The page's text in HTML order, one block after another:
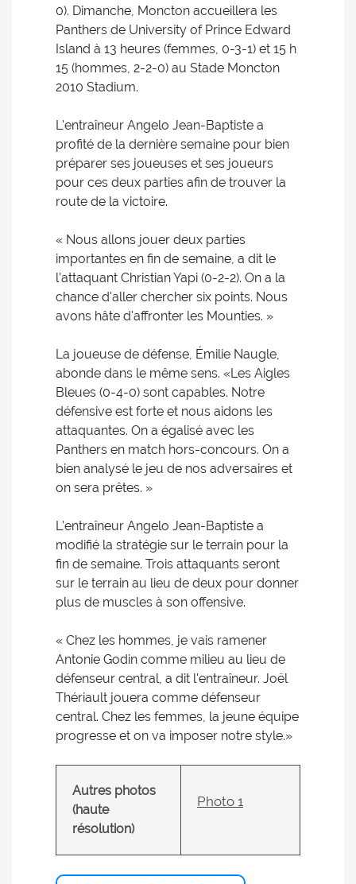
0). Dimanche, Moncton accueillera les
Panthers de University of Prince Edward
Island à 13 heures (femmes, 0-3-1) et 15 h
15 (hommes, 2-2-0) au Stade Moncton
2010 Stadium.
L'entraîneur Angelo Jean-Baptiste a
profité de la dernière semaine pour bien
préparer ses joueuses et ses joueurs
pour ces deux parties afin de trouver la
route de la victoire.
« Nous allons jouer deux parties
importantes en fin de semaine, a dit le
l’attaquant Christian Yapi (0-2-2). On a la
chance d'aller chercher six points. Nous
avons hâte d'affronter les Mounties. »
La joueuse de défense, Émilie Naugle,
abonde dans le même sens. «Les Aigles
Bleues (0-4-0) sont capables. Notre
défensive est forte et nous aidons les
attaquantes. On a égalisé avec les
Panthers en match hors-concours. On a
bien analysé le jeu de nos adversaires et
on sera prêtes. »
L'entraîneur Angelo Jean-Baptiste a
modifié la stratégie sur le terrain pour la
fin de semaine. Trois attaquants seront
sur le terrain au lieu de deux pour donner
plus de muscles à son offensive.
« Chez les hommes, je vais ramener
Antonie Godin comme milieu au lieu de
défenseur central, a dit l'entraîneur. Joël
Thériault jouera comme défenseur
central. Chez les femmes, la jeune équipe
progresse et on va imposer notre style.»
Autres photos
(haute
résolution)
Photo 1